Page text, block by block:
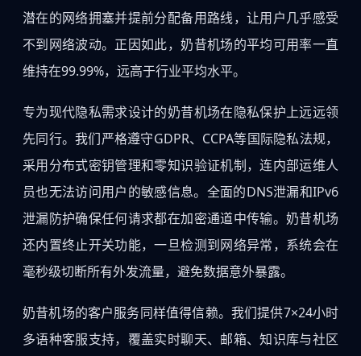
潜在的网络拥塞并提前分配备用路线，让用户几乎感受
不到网络波动。正因如此，奶昔机场的平均可用率一直
维持在99.99%，远高于行业平均水平。
专为现代隐私需求设计的奶昔机场在隐私保护上远远领
先同行。我们严格遵守GDPR、CCPA等国际隐私法规，
采用分布式密钥管理和零知识验证机制，连内部运维人
员也无法访问用户的敏感信息。全面的DNS泄漏和IPv6
泄漏防护确保任何请求都在加密通道中传输。奶昔机场
还内置终止开关功能，一旦检测到网络异常，系统会在
毫秒级切断所有外发流量，避免数据意外暴露。
奶昔机场的客户服务同样值得信赖。我们提供7×24小时
多语种客服支持，覆盖实时聊天、邮箱、知识库与社区